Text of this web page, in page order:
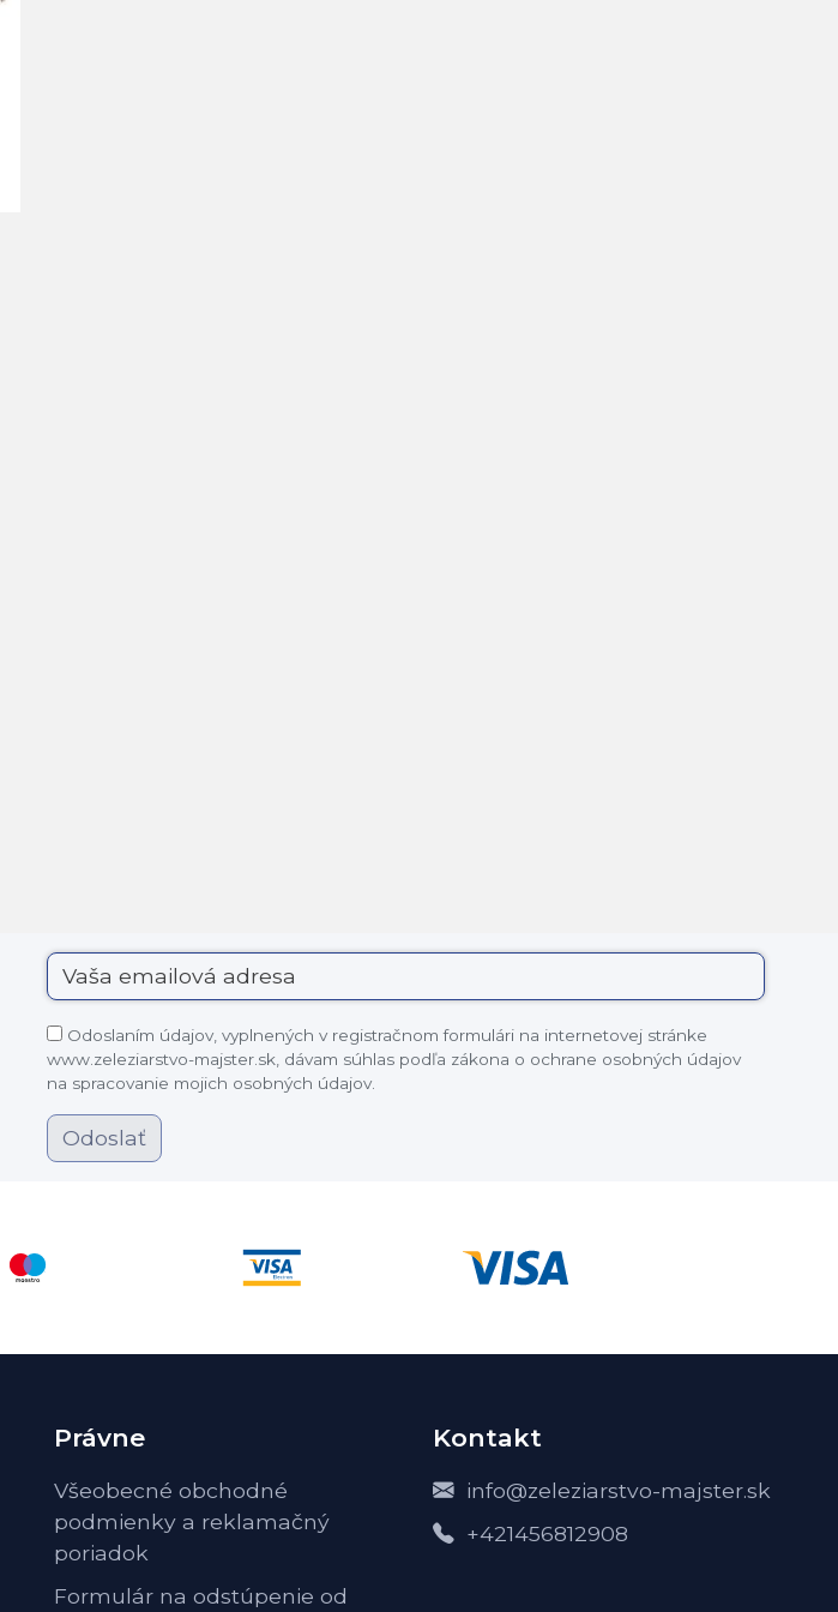
Odoslaním údajov, vyplnených v registračnom formulári na internetovej stránke
www.zeleziarstvo-majster.sk, dávam súhlas podľa zákona o ochrane osobných údajov
na spracovanie mojich osobných údajov.
Odoslať
Právne
Všeobecné obchodné
podmienky a reklamačný
poriadok
Formulár na odstúpenie od
Kontakt
info@zeleziarstvo-majster.sk
+421456812908